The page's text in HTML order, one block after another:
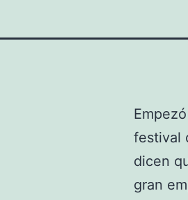
festival
dicen
gran